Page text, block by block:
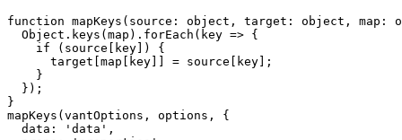
function mapKeys(source: object, target: object, map:
  Object.keys(map).forEach(key => {
    if (source[key]) {
      target[map[key]] = source[key];
    }
  });
}
mapKeys(vantOptions, options, {
  data: 'data',